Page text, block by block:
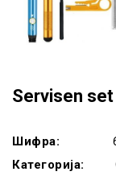
Servisen
Шифра:
Категорија: